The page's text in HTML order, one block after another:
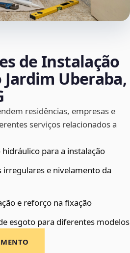
de Instalação
Uberaba,
residências, empresas e
serviços relacionados a
para a instalação
irregulares e nivelamento da
e reforço na fixação
esgoto para diferentes modelos